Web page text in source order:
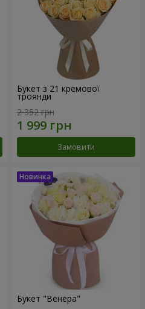
Букет з 21 кремової
троянди
2 352 грн
Замовити
Букет "Венера"